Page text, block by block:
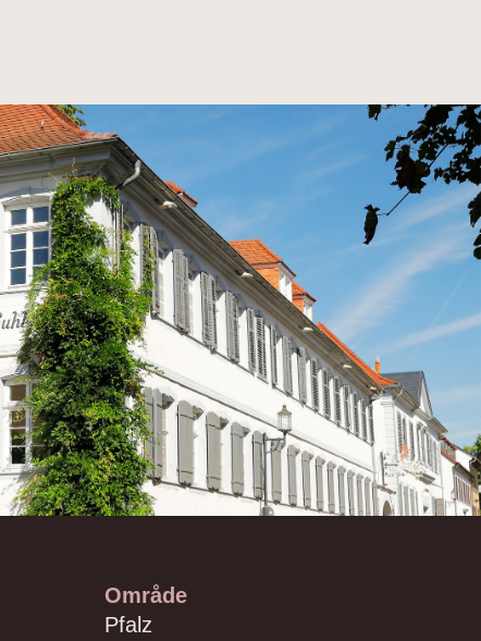
Område
Pfalz